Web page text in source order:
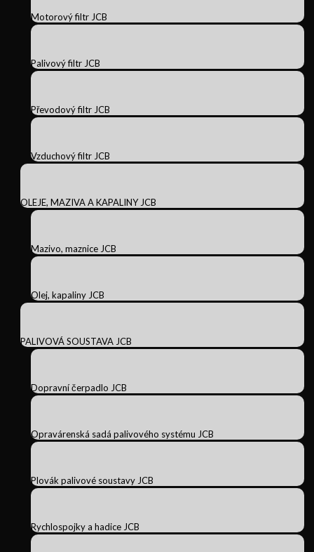
Motorový filtr JCB
Palivový filtr JCB
Převodový filtr JCB
Vzduchový filtr JCB
OLEJE, MAZIVA A KAPALINY JCB
Mazivo, maznice JCB
Olej, kapaliny JCB
PALIVOVÁ SOUSTAVA JCB
Dopravní čerpadlo JCB
Opravárenská sadá palivového systému JCB
Plovák palivové soustavy JCB
Rychlospojky a hadice JCB